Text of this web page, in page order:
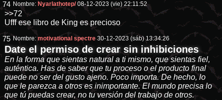
74 Nombre: Nyarlathotep/ 08-12-2023 (vie) 22:11:52
>>72
Ufff ese libro de King es precioso
75 Nombre:motivational spectre 30-12-2023 (sáb) 13:34:26
Date el permiso de crear sin inhibiciones
En la forma que sientas natural a ti mismo, que sientas fiel,
auténtica. Has de saber que tu proceso o el producto final
puede no ser del gusto ajeno. Poco importa. De hecho, lo
que le parezca a otros es inimportante. El mundo precisa lo
que tú puedas crear, no tu versión del trabajo de otros.